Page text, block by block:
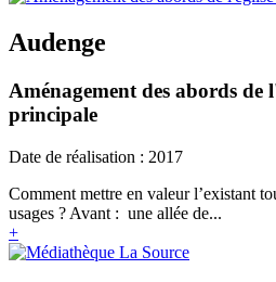
Audenge
Aménagement des abords de
principale
Date de réalisation : 2017
Comment mettre en valeur l’existant
usages ? Avant : une allée de...
+